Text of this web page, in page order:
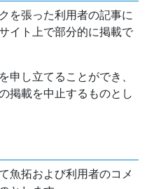
を張った利用者の記事に
イト上で部分的に掲載で
申し立てることができ、
掲載を中止するものとし
魚拓および利用者のコメ